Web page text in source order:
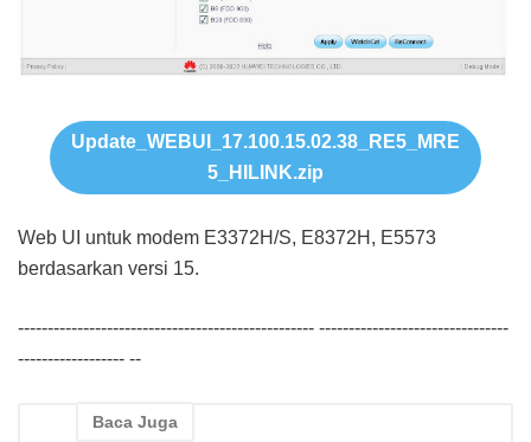
Update_WEBUI_17.100.15.02.38_RE5_MRE
5_HILINK.zip
Web UI untuk modem E3372H/S, E8372H, E5573
berdasarkan versi 15.
-------------------------------------------------- --------------------------------
------------------ --
Baca Juga